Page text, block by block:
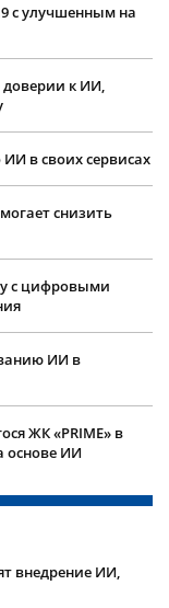
с улучшенным на
к ИИ,
в своих сервисах
снизить
с цифровыми
ИИ в
ЖК «PRIME» в
основе ИИ
внедрение ИИ,